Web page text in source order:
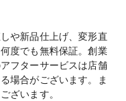
や新品仕上げ、変形直
度でも無料保証。創業
フターサービスは店舗
場合がございます。ま
ざいます。